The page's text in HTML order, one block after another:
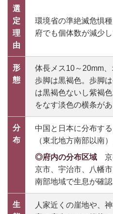
選
定
理
由
環境省の準絶滅危惧
府でも個体数が減少
形
態
体長メス10～20mm
歩脚は黒褐色。歩脚
は黒褐色ないし紫褐
をなす淡色の横条があ
分
布
中国と日本に分布す
（東北地方南部以南
◎府内の分布区域
京市、宇治市、八幡
南部地域で生息が確認
生
人家近くの崖地や、